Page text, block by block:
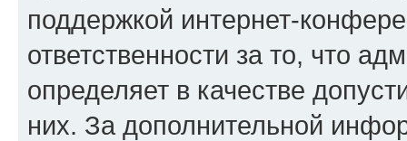
поддержкой интернет-
ответственности за то, что
определяет в качестве
них. За дополнительной